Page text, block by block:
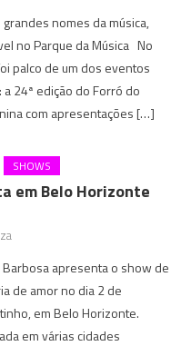
nomes da música,
no Parque da Música No
palco de um dos eventos
24ª edição do Forró do
com apresentações […]
SHOWS
em Belo Horizonte
apresenta o show de
de amor no dia 2 de
em Belo Horizonte.
em várias cidades